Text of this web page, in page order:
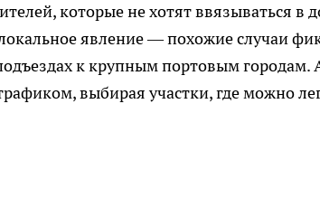
которые не хотят ввязываться в
явление — похожие случаи
к крупным портовым городам.
выбирая участки, где можно